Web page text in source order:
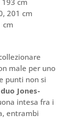
193 cm
201 cm
cm
male per uno
punti non si
Jones-
intesa fra i
entrambi